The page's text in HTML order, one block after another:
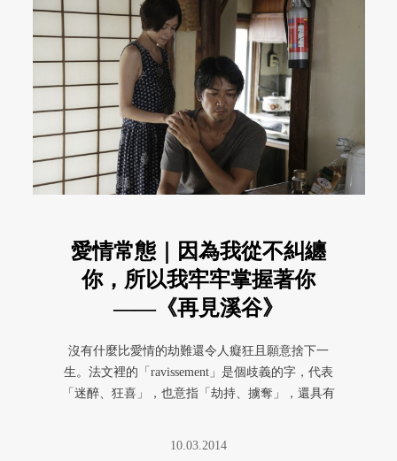
愛情常態｜因為我從不糾纏
你，所以我牢牢掌握著你
——《再見溪谷》
沒有什麼比愛情的劫難還令人癡狂且願意捨下一
生。法文裡的「ravissement」是個歧義的字，代表
「迷醉、狂喜」，也意指「劫持、擄奪」，還具有
10.03.2014